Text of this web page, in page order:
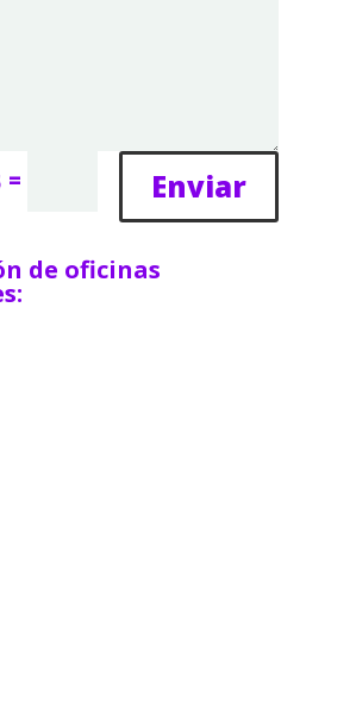
= Enviar
de oficinas